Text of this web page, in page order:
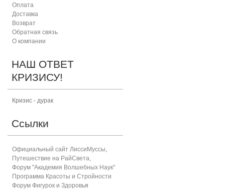
Оплата
Доставка
Возврат
Обратная связь
О компании
НАШ ОТВЕТ
КРИЗИСУ!
Кризис - дурак
Ссылки
Официальный сайт ЛиссиМуссы,
Путешествие на РайСвета,
Форум "Академия Волшебных Наук"
Программа Красоты и Стройности
Форум Фигурок и Здоровья